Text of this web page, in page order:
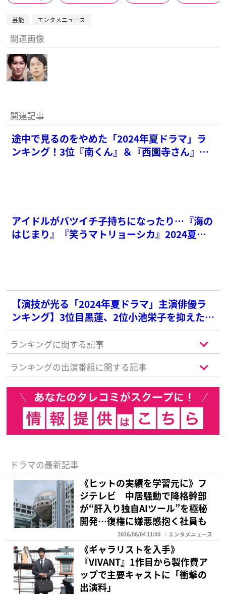
芸能 エンタメニュース
関連画像
関連記事
途中で見るのをやめた「2024年夏ドラマ」ラ
ンキング！3位『南くん』＆『西園寺さん』、2
アイドルがバツイチ子持ちになったり…『海の
はじまり』『笑うマトリョーシカ』2024夏ド
【演技が光る「2024年夏ドラマ」主演俳優ラ
ンキング】3位目黒蓮、2位小池栄子を抑えた1
位は？
ランキングに関する記事
ランキングの出演番組に関する記事
ドラマの最新記事
《ヒットの実績を学習元に》フ
ジテレビ 中居騒動で降格幹部
が“肝入り独自AIツール”を極秘
開発…復権に嫌悪感抱く社員も
2026/08/04 11:00 エンタメニュース
《ギャラリストを入手》
『VIVANT』1作目から製作費ア
ップで主要キャストに「衝撃の
出演料」